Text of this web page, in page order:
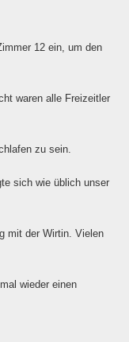
12 ein, um den
waren alle Freizeitler
zu sein.
sich wie üblich unser
mit der Wirtin. Vielen
wieder einen